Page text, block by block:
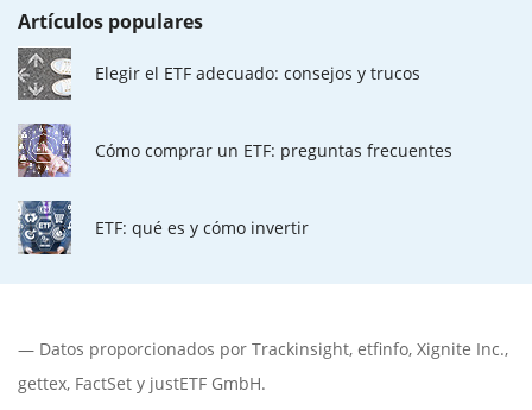
Artículos populares
Elegir el ETF adecuado: consejos y trucos
Cómo comprar un ETF: preguntas frecuentes
ETF: qué es y cómo invertir
— Datos proporcionados por Trackinsight, etfinfo, Xignite Inc.,
gettex, FactSet y justETF GmbH.